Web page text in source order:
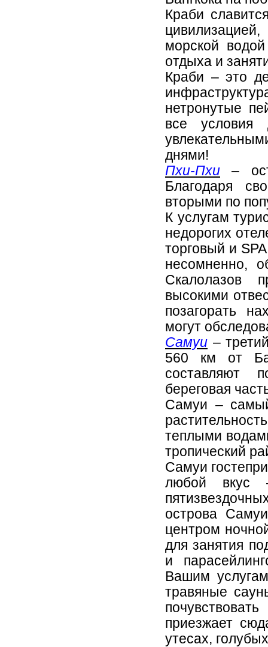
Краби
морской
отдыха и
Краби – это
нетронутые
все условия
днями!
Пхи-Пхи –
Благодаря
вторыми по
К услугам
недорогих
торговый и
несомненно,
Скалолазов
высокими
позагорать
могут
Самуи –
560 км от
составляют
береговая
Самуи –
теплыми
тропический
Самуи
любой вкус
острова
центром
для занятия
и
Вашим
травяные
приезжает
утесах,